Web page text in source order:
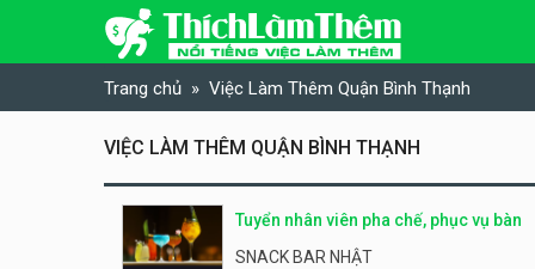
Skip to content
Trang chủ Việc Làm Thêm Quận Bình Thạnh
VIỆC LÀM THÊM QUẬN BÌNH THẠNH
Tuyển nhân viên pha chế, phục vụ bàn
SNACK BAR NHẬT